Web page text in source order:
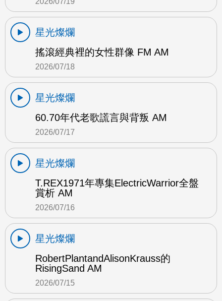
星光燦爛
搖滾經典裡的女性群像 FM AM
2026/07/18
星光燦爛
60.70年代老歌謊言與背叛 AM
2026/07/17
星光燦爛
T.REX1971年專集ElectricWarrior全盤
賞析 AM
2026/07/16
星光燦爛
RobertPlantandAlisonKrauss的
RisingSand AM
2026/07/15